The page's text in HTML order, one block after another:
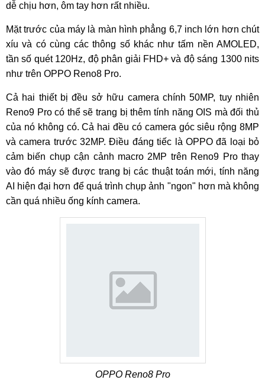
dễ chịu hơn, ôm tay hơn rất nhiều.
Mặt trước của máy là màn hình phẳng 6,7 inch lớn hơn chút
xíu và có cùng các thông số khác như tấm nền AMOLED,
tần số quét 120Hz, độ phân giải FHD+ và độ sáng 1300 nits
như trên OPPO Reno8 Pro.
Cả hai thiết bị đều sở hữu camera chính 50MP, tuy nhiên
Reno9 Pro có thể sẽ trang bị thêm tính năng OIS mà đối thủ
của nó không có. Cả hai đều có camera góc siêu rộng 8MP
và camera trước 32MP. Điều đáng tiếc là OPPO đã loại bỏ
cảm biến chụp cận cảnh macro 2MP trên Reno9 Pro thay
vào đó máy sẽ được trang bị các thuật toán mới, tính năng
AI hiện đại hơn để quá trình chụp ảnh "ngon" hơn mà không
cần quá nhiều ống kính camera.
OPPO Reno8 Pro